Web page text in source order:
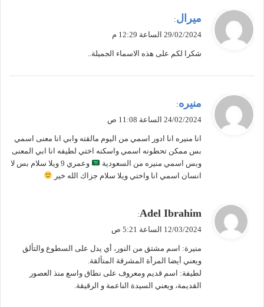
ل
ميرال:
29/02/2024 الساعة 12:29 م
شكرا لكم على هذه الاسماء الجميلة..
ل
منيره:
24/02/2024 الساعة 11:08 ص
انا منيره انا ادور اسمي من اليوم مالقته وابي انا معنى اسمي
بس ممكن تحطونه اسمي واسكنه اختي لطيفه انا ابي المعنى
وبس اسمي منيره من السعودية
وعمري 9 ويلا سلام بس لا
انسان اسمي انا واختي ويلا سلام جزاك الله خير
ي
ل
Adel Ibrahim
:
12/03/2024 الساعة 5:21 ص
منيرة: اسم مشتق من النور، أي يدل على السطوع والتألق
ويعني أيضا المرأة المشرقة المتألقة.
لطيفة: اسم قديم ومعروف على نطاق واسع منذ العصور
القديمة، ويعني السيدة الناعمة و الرقيقة.